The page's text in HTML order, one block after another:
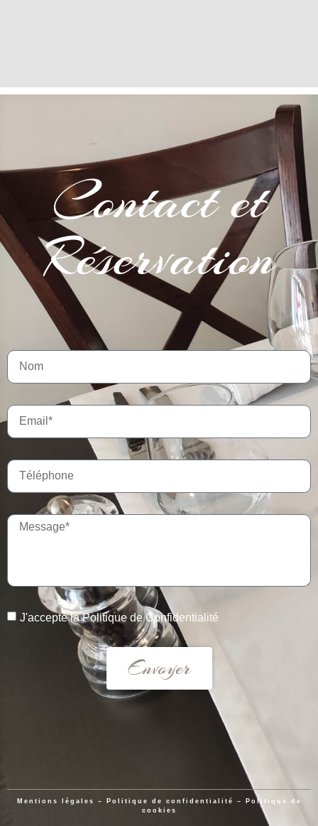
Contact et
Réservation
J'accepte laPolitique de Confidentialité
Envoyer
Mentions légales – Politique de confidentialité –
Politique de
cookies